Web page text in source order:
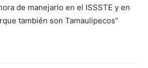
de manejarlo en el ISSSTE y en
también son Tamaulipecos”